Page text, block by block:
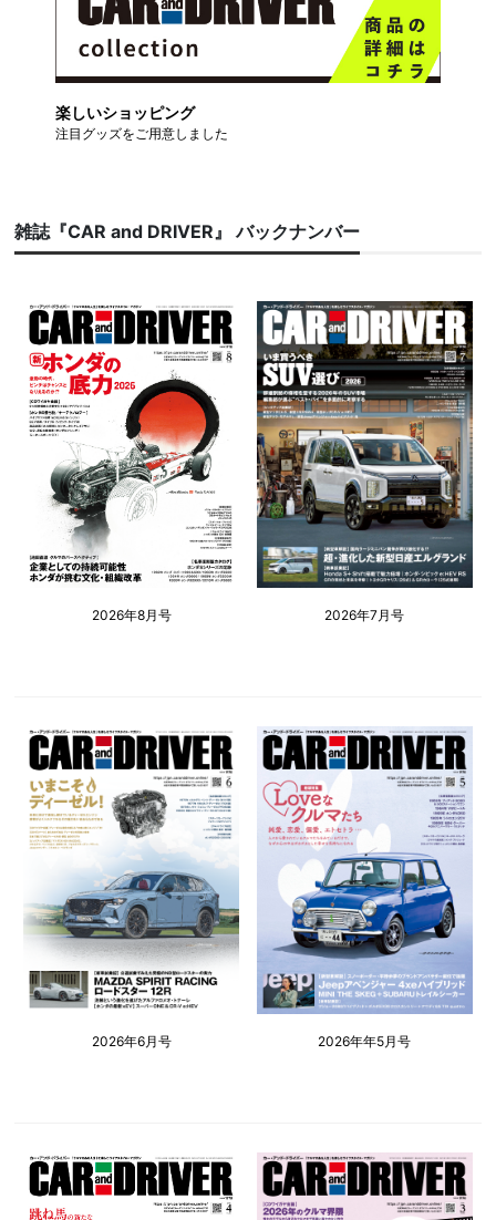
楽しいショッピング
注目グッズをご用意しました
雑誌『CAR and DRIVER』 バックナンバー
2026年8月号 2026年7月号
2026年6月号 2026年年5月号